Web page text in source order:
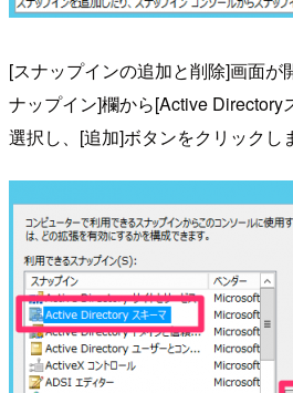
[スナップインの追加と削除]画面が
ナップイン]欄から[Active Directory
選択し、[追加]ボタンをクリックし